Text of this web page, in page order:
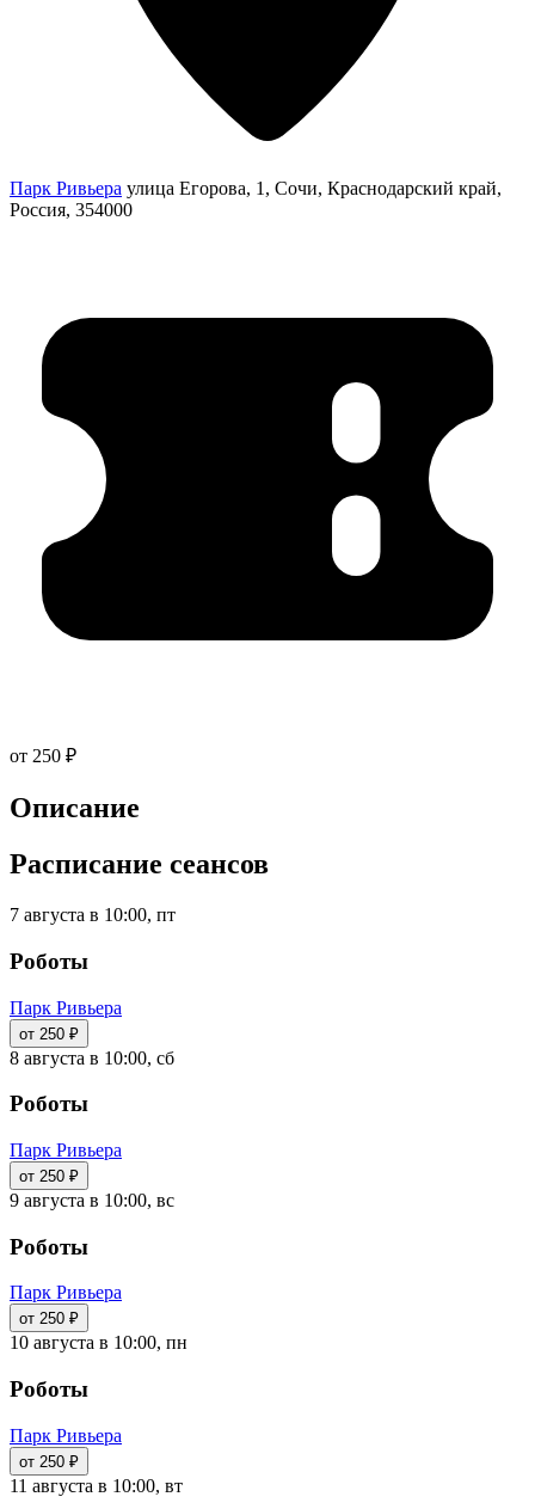
Парк Ривьера улица Егорова, 1, Сочи, Краснодарский край,
Россия, 354000
от 250 ₽
Описание
Расписание сеансов
7 августа в 10:00, пт
Роботы
Парк Ривьера
от 250 ₽
8 августа в 10:00, сб
Роботы
Парк Ривьера
от 250 ₽
9 августа в 10:00, вс
Роботы
Парк Ривьера
от 250 ₽
10 августа в 10:00, пн
Роботы
Парк Ривьера
от 250 ₽
11 августа в 10:00, вт